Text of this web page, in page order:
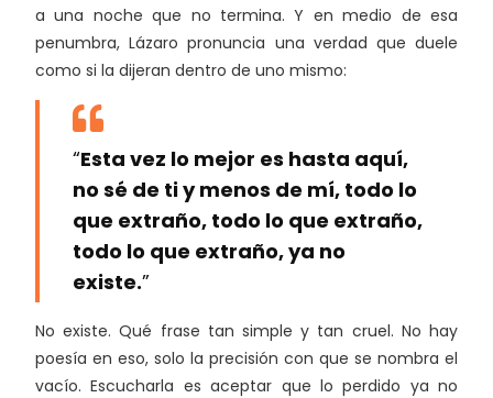
a una noche que no termina. Y en medio de esa
penumbra, Lázaro pronuncia una verdad que duele
como si la dijeran dentro de uno mismo:
“Esta vez lo mejor es hasta aquí,
no sé de ti y menos de mí, todo lo
que extraño, todo lo que extraño,
todo lo que extraño, ya no
existe.”
No existe. Qué frase tan simple y tan cruel. No hay
poesía en eso, solo la precisión con que se nombra el
vacío. Escucharla es aceptar que lo perdido ya no